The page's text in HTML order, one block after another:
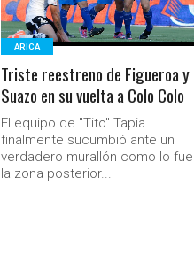
ARICA
Triste reestreno de Figueroa y
Suazo en su vuelta a Colo Colo
El equipo de "Tito" Tapia
finalmente sucumbió ante un
verdadero murallón como lo fue
la zona posterior...